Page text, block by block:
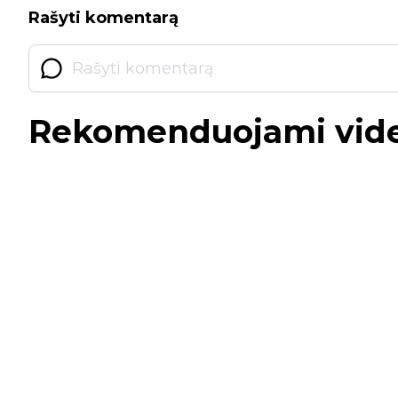
Rašyti komentarą
Rekomenduojami